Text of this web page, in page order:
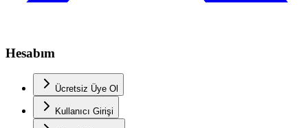
Hesabım
Ücretsiz Üye Ol
Kullanıcı Girişi